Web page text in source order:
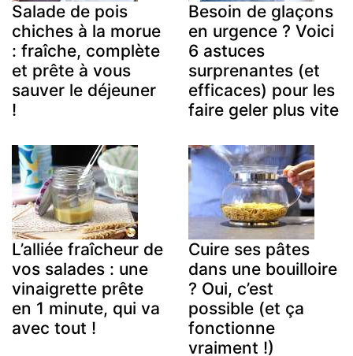
Salade de pois
chiches à la morue
: fraîche, complète
et prête à vous
sauver le déjeuner
!
Besoin de glaçons
en urgence ? Voici
6 astuces
surprenantes (et
efficaces) pour les
faire geler plus vite
L’alliée fraîcheur de
vos salades : une
vinaigrette prête
en 1 minute, qui va
avec tout !
Cuire ses pâtes
dans une bouilloire
? Oui, c’est
possible (et ça
fonctionne
vraiment !)